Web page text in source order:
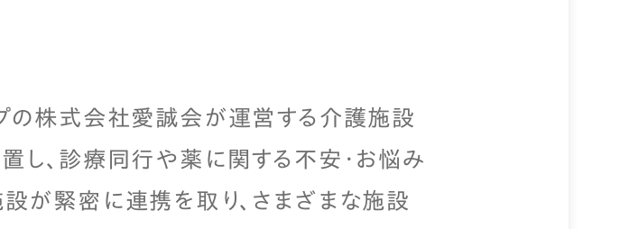
の株式会社愛誠会が運営する介護施設
し、診療同行や薬に関する不安・お悩み
が緊密に連携を取り、さまざまな施設